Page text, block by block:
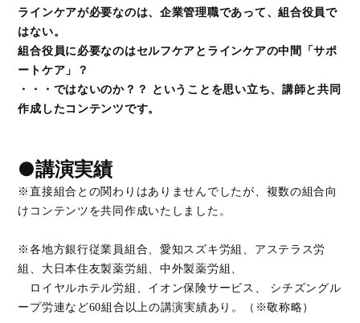
ラインケアが必要なのは、企業管理職であって、組合役員で
はない。
組合役員に必要なのはセルフケアとラインケアの中間「サポ
ートケア」？
・・・ではないのか？？ ということを思い立ち、講師と共同
作成したコンテンツです。
●講演実績
※直接組合との関わりはありませんでしたが、複数の組合向
けコンテンツを共同作成いたしました。
※各地方銀行従業員組合、愛知スズキ労組、アステラス労
組、大日本住友製薬労組、中外製薬労組、
ロイヤルホテル労組、イオン保険サービス、 シチズングル
ープ労連など60組合以上の講演実績あり。（※敬称略）